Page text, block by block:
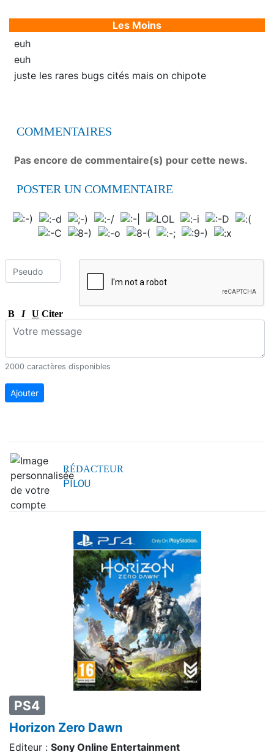
RÉDACTEUR
PILOU
PS4
Horizon Zero Dawn
Editeur : Sony Online Entertainment
Les Moins
euh
euh
juste les rares bugs cités mais on chipote
COMMENTAIRES
Pas encore de commentaire(s) pour cette news.
POSTER UN COMMENTAIRE
B I U Citer
2000 caractères disponibles
Ajouter